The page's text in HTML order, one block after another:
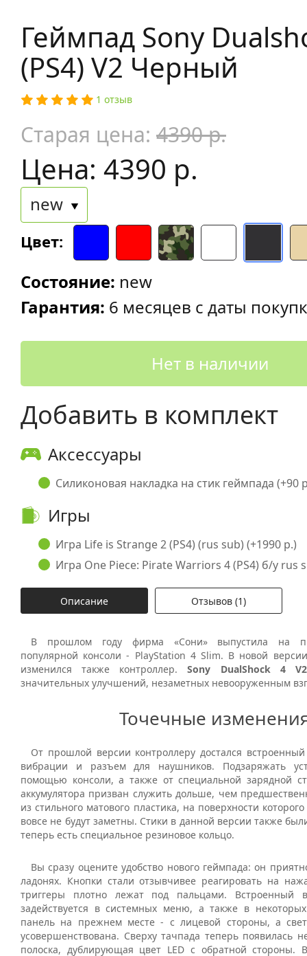
Геймпад Sony
(PS4) V2 Черный
1 отзыв
Старая цена: 4390 р.
Цена: 4390 р.
new
Цвет:
Состояние: new
Гарантия: 6 месяцев с даты
Нет в наличии
Добавить в комплект
Аксессуары
Силиконовая накладка на стик геймпада (+90
Игры
Игра Life is Strange 2 (PS4) (rus sub) (+1990 р.)
Игра One Piece: Pirate Warriors 4 (PS4) б/у rus
Описание Отзывов (1)
В прошлом году фирма «Сони» выпустила на
популярной консоли - PlayStation 4 Slim. В новой
изменился также контроллер.Sony DualShock 4 V2
значительных улучшений, незаметных невооруженным
Точечные
От прошлой версии контроллеру достался
вибрации и разъем для наушников. Подзаряжать
помощью консоли, а также от специальной зарядной
аккумулятора призван служить дольше, чем
из стильного матового пластика, на поверхности
вовсе не будут заметны. Стики в данной версии также
теперь есть специальное резиновое кольцо.
Вы сразу оцените удобство нового геймпада: он
ладонях. Кнопки стали отзывчивее реагировать на
триггеры плотно лежат под пальцами. Встроенный
задействуется в системных меню, а также в
панель на прежнем месте - с лицевой стороны, а
усовершенствована. Сверху тачпада теперь появилась
полоска, дублирующая цвет LED с обратной стороны.